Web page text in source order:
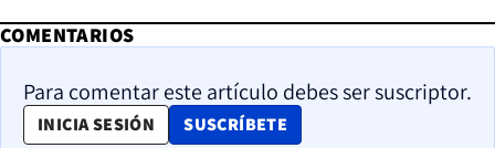
COMENTARIOS
Para comentar este artículo debes ser suscriptor.
INICIA SESIÓN SUSCRÍBETE
OPENS IN NEW WINDOW